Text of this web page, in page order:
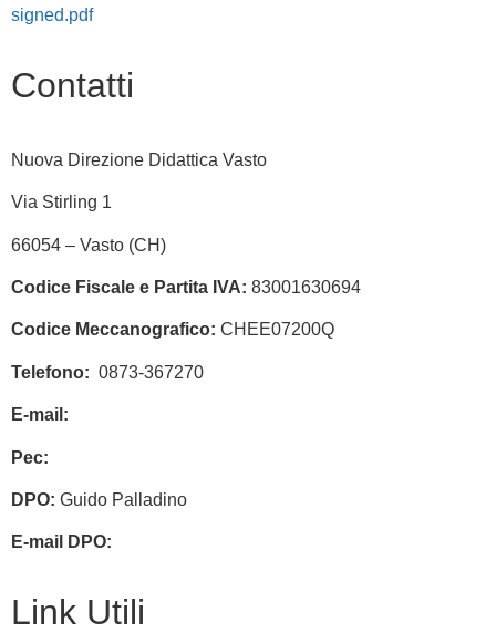
signed.pdf
Contatti
Nuova Direzione Didattica Vasto
Via Stirling 1
66054 – Vasto (CH)
Codice Fiscale e Partita IVA: 83001630694
Codice Meccanografico: CHEE07200Q
Telefono: 0873-367270
E-mail:
Pec:
DPO: Guido Palladino
E-mail DPO:
Link Utili